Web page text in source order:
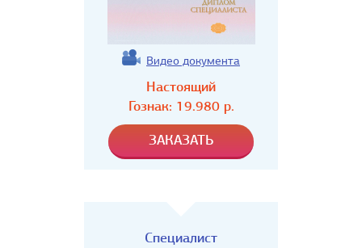
Видео документа
Настоящий
Гознак: 19.980р.
Специалист